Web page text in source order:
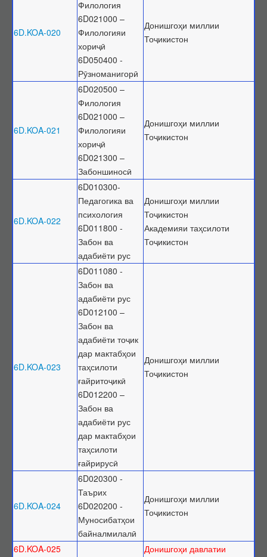
6D.KOA-020
Филология
6D021000 –
Филологияи
хориҷӣ
6D050400 -
Рӯзноманигорӣ
Донишгоҳи миллии
Тоҷикистон
6D.KOA-021
6D020500 –
Филология
6D021000 –
Филологияи
хориҷӣ
6D021300 –
Забоншиносӣ
Донишгоҳи миллии
Тоҷикистон
6D.KOA-022
6D010300-
Педагогика ва
психология
6D011800 -
Забон ва
адабиёти рус
Донишгоҳи миллии
Тоҷикистон
Академияи таҳсилоти
Тоҷикистон
6D.KOA-023
6D011080 -
Забон ва
адабиёти рус
6D012100 –
Забон ва
адабиёти тоҷик
дар мактабҳои
таҳсилоти
ғайритоҷикӣ
6D012200 –
Забон ва
адабиёти рус
дар мактабҳои
таҳсилоти
ғайрирусӣ
Донишгоҳи миллии
Тоҷикистон
6D.KOA-024
6D020300 -
Таърих
6D020200 -
Муносибатҳои
байналмилалӣ
Донишгоҳи миллии
Тоҷикистон
6D.KOA-025
Донишгоҳи давлатии